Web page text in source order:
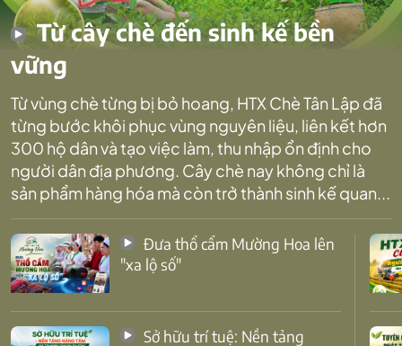
Từ cây chè đến sinh kế bền
vững
Từ vùng chè từng bị bỏ hoang, HTX Chè Tân Lập đã
từng bước khôi phục vùng nguyên liệu, liên kết hơn
300 hộ dân và tạo việc làm, thu nhập ổn định cho
người dân địa phương. Cây chè nay không chỉ là
sản phẩm hàng hóa mà còn trở thành sinh kế quan...
"xa lộ số"